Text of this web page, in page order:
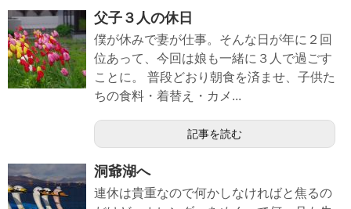
父子３人の休日
僕が休みで妻が仕事。そんな日が年に２回
位あって、今回は娘も一緒に３人で過ごす
ことに。 普段どおり朝食を済ませ、子供た
ちの食料・着替え・カメ...
記事を読む
洞爺湖へ
連休は貴重なので何かしなければと焦るの